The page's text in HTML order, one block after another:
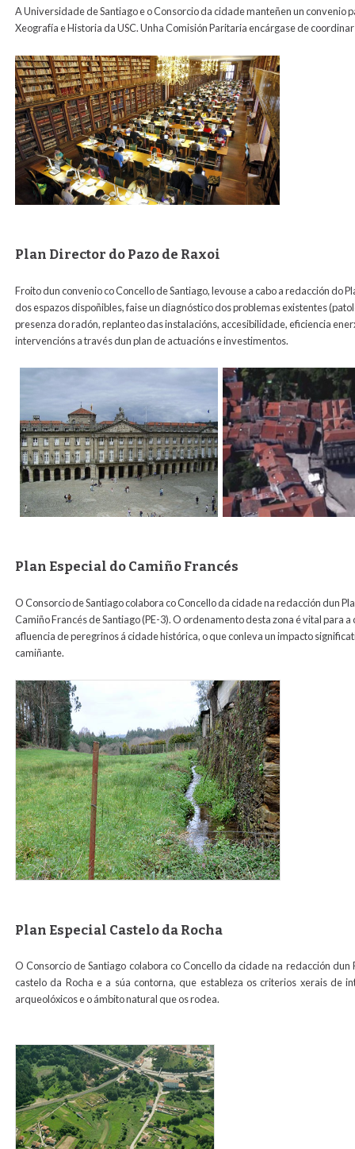
A Universidade de Santiago e o Consorcio da cidade manteñen un
Xeografía e Historia da USC. Unha Comisión Paritaria encárgase de
Plan Director do Pazo de Raxoi
Froito dun convenio co Concello de Santiago, levouse a cabo a redacción do
dos espazos dispoñibles, faise un diagnóstico dos problemas existentes
presenza do radón, replanteo das instalacións, accesibilidade, eficiencia
intervencións a través dun plan de actuacións e investimentos.
Plan Especial do Camiño Francés
O Consorcio de Santiago colabora co Concello da cidade na redacción dun
Camiño Francés de Santiago (PE-3). O ordenamento desta zona é vital para
afluencia de peregrinos á cidade histórica, o que conleva un impacto
camiñante.
camino_b.jpg
Plan Especial Castelo da Rocha
O Consorcio de Santiago colabora co Concello da cidade na redacción
castelo da Rocha e a súa contorna, que estableza os criterios xerais de
arqueolóxicos e o ámbito natural que os rodea.
perocha1para_web.jpg